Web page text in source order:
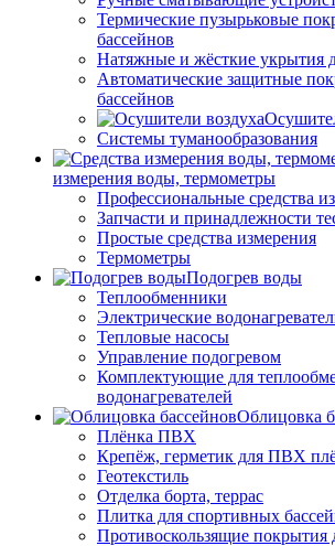
Термические пузырьковые
бассейнов
Натяжные и жёсткие укрытия
Автоматические защитные
бассейнов
Системы туманообразования
измерения воды, термометры
Профессиональные средства
Запчасти и принадлежности
Простые средства измерения
Термометры
Подогрев воды
Теплообменники
Электрические
Тепловые насосы
Управление подогревом
Комплектующие для
водонагревателей
Облицовка
Плёнка ПВХ
Крепёж, герметик для ПВХ
Геотекстиль
Отделка борта, террас
Плитка для спортивных
Противоскользящие покрытия